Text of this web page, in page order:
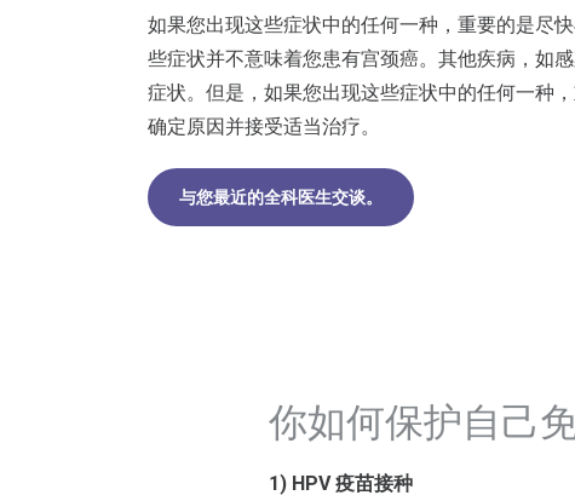
如果您出现这些症状中的任何一种，重要的是尽
些症状并不意味着您患有宫颈癌。其他疾病，如
症状。但是，如果您出现这些症状中的任何一种
确定原因并接受适当治疗。
与您最近的全科医生交谈。
你如何保护自己
1) HPV 疫苗接种